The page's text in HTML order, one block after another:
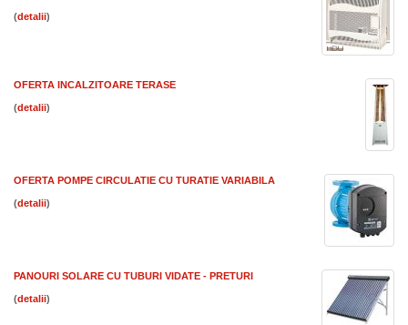
( )
OFERTA INCALZITOARE TERASE
( )
OFERTA POMPE CIRCULATIE CU TURATIE VARIABILA
( )
PANOURI SOLARE CU TUBURI VIDATE - PRETURI
( )